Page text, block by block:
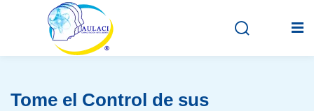
Inicio
Tome el Control de sus